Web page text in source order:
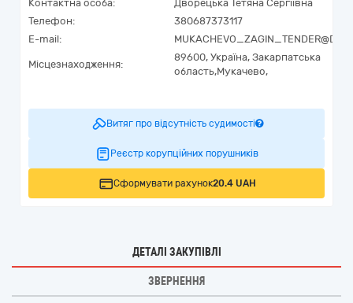
Контактна особа:
Дворецька Тетяна Сергіївна
Телефон:
380687373117
E-mail:
Місцезнаходження:
89600, Україна, Закарпатська
область,Мукачево,
Витяг про відсутність судимості
Реєстр корупційних порушників
Сформувати рахунок20.4 UAH
ДЕТАЛІ ЗАКУПІВЛІ
ЗВЕРНЕННЯ